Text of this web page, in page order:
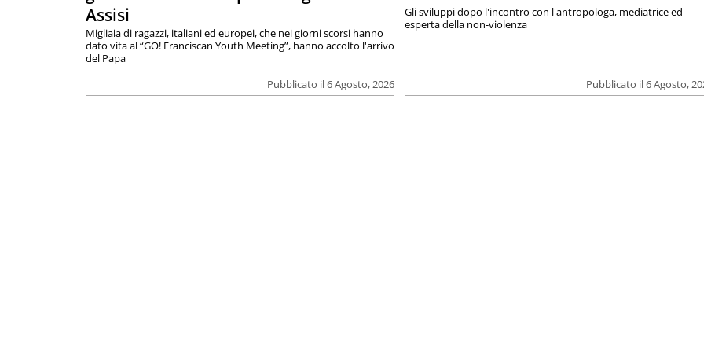
Assisi
Pubblicato il 6 Agosto, 2026
Migliaia di ragazzi, italiani ed europei, che nei giorni scorsi hanno
dato vita al “GO! Franciscan Youth Meeting”, hanno accolto l'arrivo
del Papa
Pubblicato il 6 Agosto,
Gli sviluppi dopo l'incontro con l'antropologa, mediatrice ed
esperta della non-violenza